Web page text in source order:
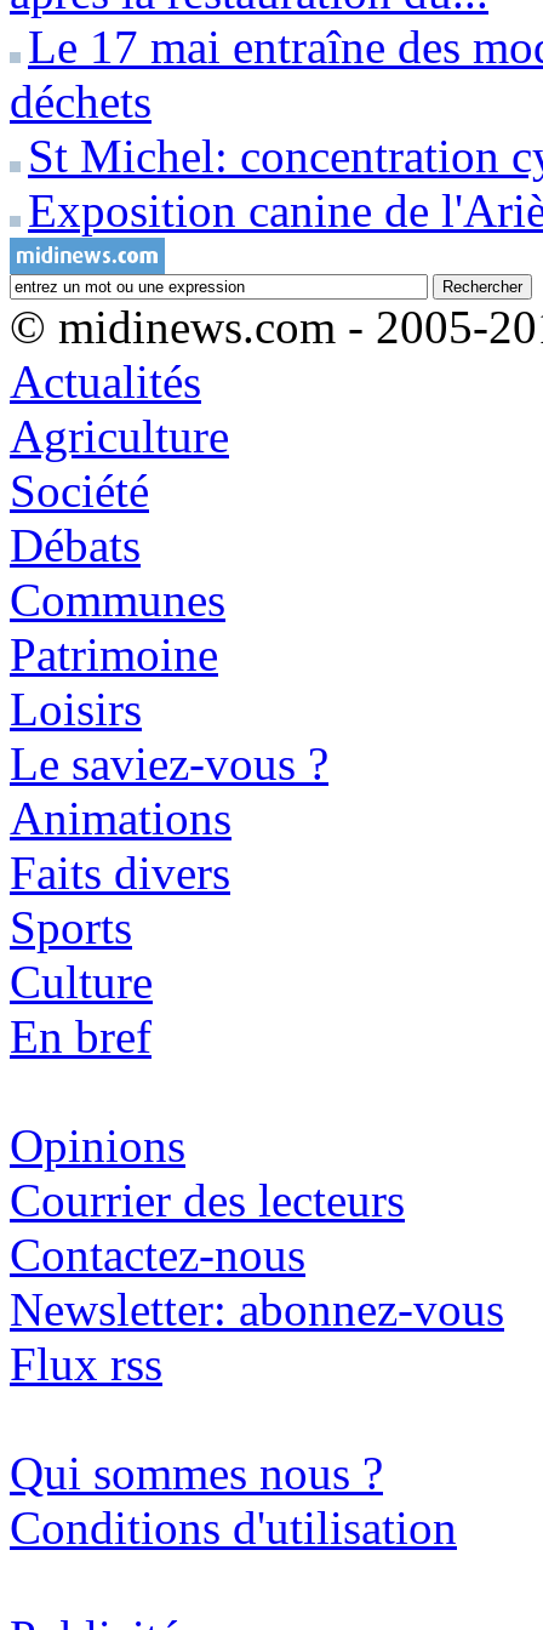
Le 17 mai entraîne des
déchets
St Michel: concentration
Exposition canine de
© midinews.com - 2005-
Actualités
Agriculture
Société
Débats
Communes
Patrimoine
Loisirs
Le saviez-vous ?
Animations
Faits divers
Sports
Culture
En bref
Opinions
Courrier des lecteurs
Contactez-nous
Newsletter: abonnez-vous
Flux rss
Qui sommes nous ?
Conditions d'utilisation